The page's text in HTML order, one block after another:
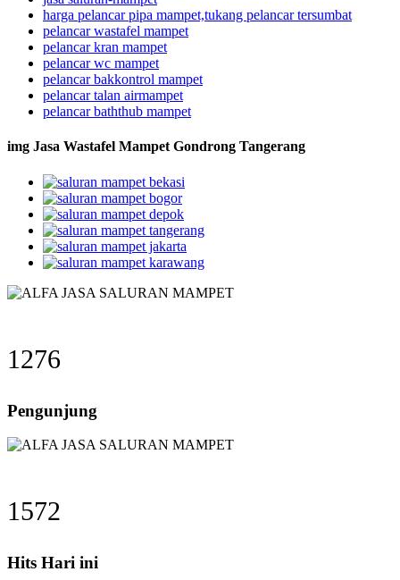
harga pelancar pipa mampet,tukang pelancar tersumbat
pelancar wastafel mampet
pelancar kran mampet
pelancar wc mampet
pelancar bakkontrol mampet
pelancar talan airmampet
pelancar baththub mampet
img Jasa Wastafel Mampet Gondrong Tangerang
1276
Pengunjung
1572
Hits Hari ini